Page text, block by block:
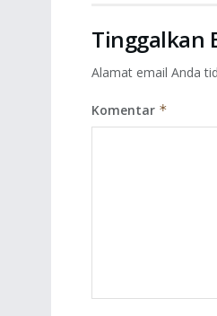
Tinggalkan
Alamat email Anda
Komentar *